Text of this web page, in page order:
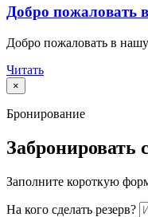
Добро пожаловать
Добро пожаловать в
Читать
×
Бронирование
Забронировать
Заполните короткую
На кого сделать резерв?